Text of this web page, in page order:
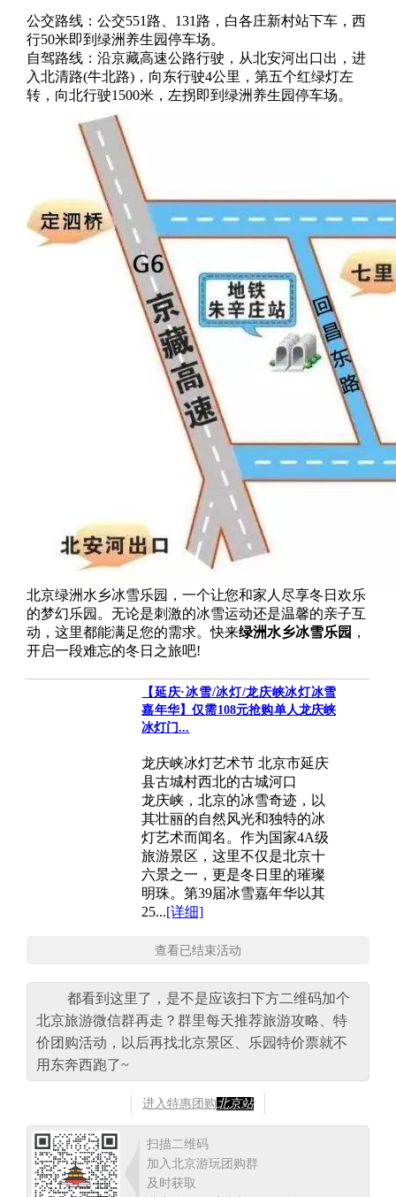
公交路线：公交551路、131路，白各庄新村站下车，西
行50米即到绿洲养生园停车场。
自驾路线：沿京藏高速公路行驶，从北安河出口出，进
入北清路(牛北路)，向东行驶4公里，第五个红绿灯左
转，向北行驶1500米，左拐即到绿洲养生园停车场。
北京绿洲水乡冰雪乐园，一个让您和家人尽享冬日欢乐
的梦幻乐园。无论是刺激的冰雪运动还是温馨的亲子互
动，这里都能满足您的需求。快来绿洲水乡冰雪乐园 ，
开启一段难忘的冬日之旅吧!
【延庆·冰雪/冰灯/龙庆峡冰灯冰雪
嘉年华】仅需108元抢购单人龙庆峡
冰灯门...
龙庆峡冰灯艺术节 北京市延庆
县古城村西北的古城河口
龙庆峡，北京的冰雪奇迹，以
其壮丽的自然风光和独特的冰
灯艺术而闻名。作为国家4A级
旅游景区，这里不仅是北京十
六景之一，更是冬日里的璀璨
明珠。第39届冰雪嘉年华以其
25...[详细]
查看已结束活动
都看到这里了，是不是应该扫下方二维码加个
北京旅游微信群再走？群里每天推荐旅游攻略、特
价团购活动，以后再找北京景区、乐园特价票就不
用东奔西跑了~
扫描二维码
加入北京游玩团购群
及时获取
进入特惠团购北京站